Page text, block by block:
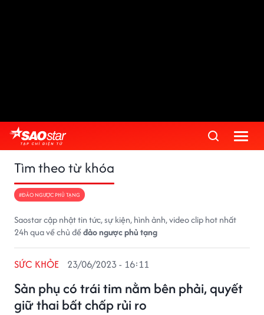
Tìm theo từ khóa
#ĐẢO NGƯỢC PHỦ TẠNG
Saostar cập nhật tin tức, sự kiện, hình ảnh, video clip hot nhất
24h qua về chủ đềđảo ngược phủ tạng
Sản phụ có trái tim nằm bên phải, quyết
giữ thai bất chấp rủi ro
SỨC KHỎE 23/06/2023 - 16:11